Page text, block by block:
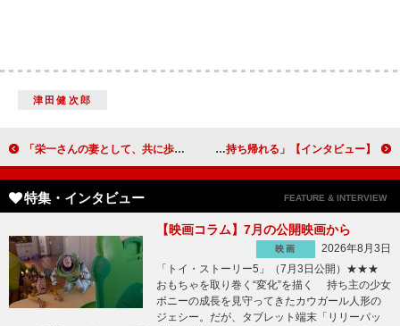
津田健次郎
「栄一さんの妻として、共に歩む千代の成長を感じていただけたら」橋本愛（渋沢千代）【「青天を衝け」インタビュー】 【インタビュー】舞台「パークビューライフ」中川翔子「多幸感を受け取って、笑顔の粒を持ち帰れる」
特集・インタビュー FEATURE & INTERVIEW
【映画コラム】7月の公開映画から
映画
2026年8月3日
「トイ・ストーリー5」（7月3日公開）★★★
おもちゃを取り巻く“変化”を描く 持ち主の少女
ボニーの成長を見守ってきたカウガール人形の
ジェシー。だが、タブレット端末「リリーパッ